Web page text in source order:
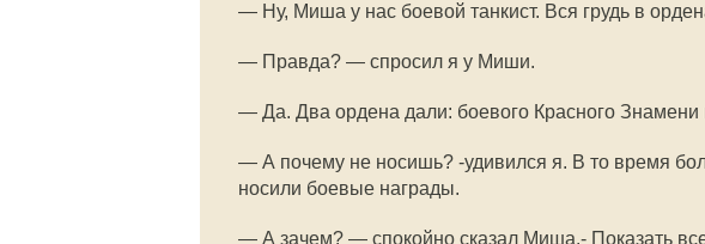
— Ну, Миша у нас боевой танкист. Вся грудь в
— Правда? — спросил я у Миши.
— Да. Два ордена дали: боевого Красного
— А почему не носишь? -удивился я. В то время
носили боевые награды.
— А зачем? — спокойно сказал Миша.- Показать